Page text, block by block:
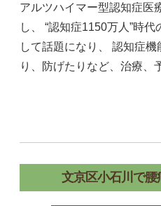
アルツハイマー型認知症医
し、 “認知症1150万人”時
して話題になり、 認知症
り、防げたりなど、治療、
文京区小石川で腰